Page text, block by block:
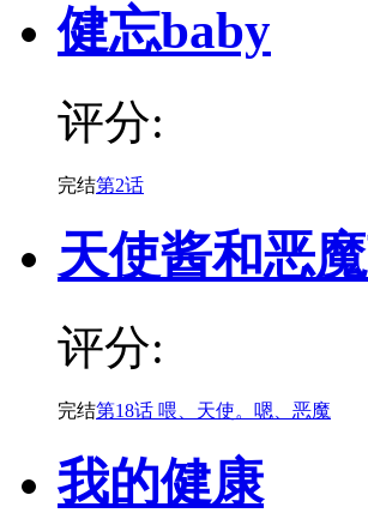
健忘baby
评分:
完结第2话
天使酱和恶
评分:
完结第18话 喂、天使。嗯、恶魔
我的健康